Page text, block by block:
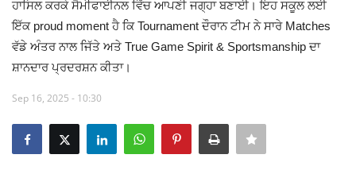
Malout News
Giddarbaha
ਹਾਸਿਲ ਕਰਕੇ ਸੈਮੀਫਾਈਨਲ ਵਿੱਚ ਆਪਣੀ ਜਗ੍ਹਾ ਬਣਾਈ। ਇਹ ਸਕੂਲ ਲਈ
ਇੱਕ proud moment ਹੈ ਕਿ Tournament ਦੌਰਾਨ ਟੀਮ ਨੇ ਸਾਰੇ Matches
ਵੱਡੇ ਅੰਤਰ ਨਾਲ ਜਿੱਤੇ ਅਤੇ True Game Spirit & Sportsmanship ਦਾ
ਸ਼ਾਨਦਾਰ ਪ੍ਰਦਰਸ਼ਨ ਕੀਤਾ।
Sep 16, 2025 - 10:30